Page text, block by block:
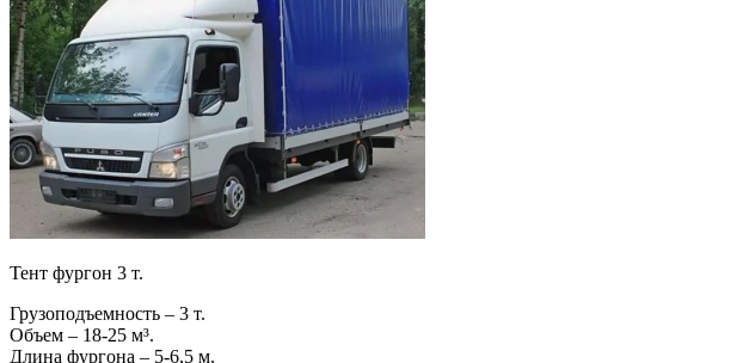
Тент фургон 3 т.
Грузоподъемность – 3 т.
Объем – 18-25 м³.
Длина фургона – 5-6,5 м.